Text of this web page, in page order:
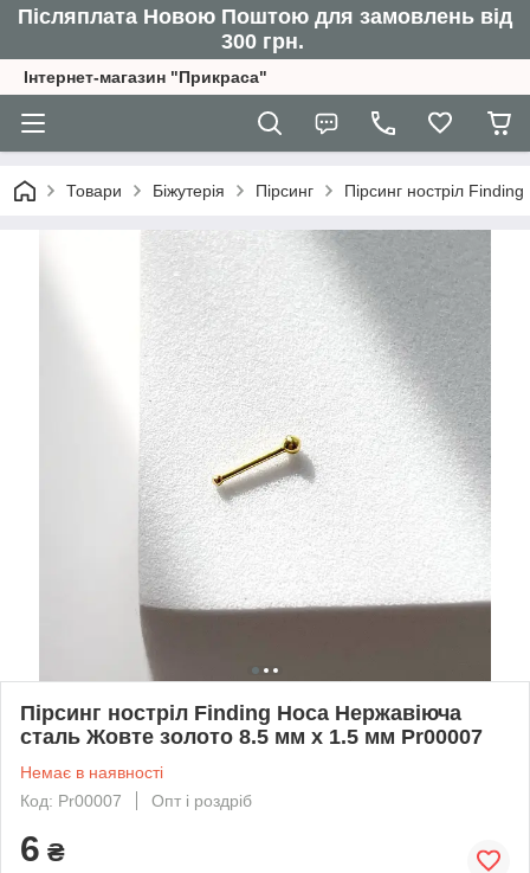
Післяплата Новою Поштою для замовлень від
300 грн.
Інтернет-магазин "Прикраса"
Товари Біжутерія Пірсинг Пірсинг ностріл
Пірсинг ностріл Finding Носа Нержавіюча
сталь Жовте золото 8.5 мм x 1.5 мм Pr00007
Немає в наявності
Код: Pr00007
Опт і роздріб
6 ₴